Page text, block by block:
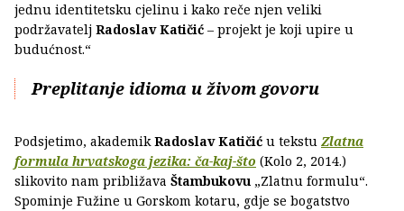
jednu identitetsku cjelinu i kako reče njen veliki
podržavatelj Radoslav Katičić – projekt je koji upire u
budućnost.“
Preplitanje idioma u živom govoru
Podsjetimo, akademikRadoslav Katičić u tekstu Zlatna
formula hrvatskoga jezika: ča-kaj-što (Kolo 2, 2014.)
slikovito nam približava Štambukovu „Zlatnu formulu“.
Spominje Fužine u Gorskom kotaru, gdje se bogatstvo